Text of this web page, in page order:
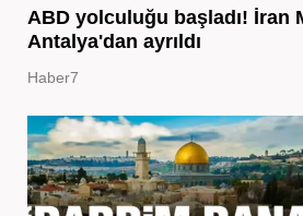
ABD yolculuğu başladı! İran
Antalya'dan ayrıldı
Haber7